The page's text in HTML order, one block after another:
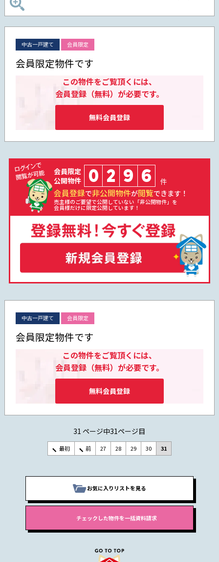
中古一戸建て 会員限定
会員限定物件です
この物件をご覧頂くには、
会員登録（無料）が必要です。
無料会員登録
会員限定
公開物件
0 2 9 6 件
会員登録で非公開物件が閲覧できます！
売主様のご要望で公開していない「非公開物件」を
会員様だけに限定公開しています！
中古一戸建て 会員限定
会員限定物件です
この物件をご覧頂くには、
会員登録（無料）が必要です。
無料会員登録
31 ページ中31ページ目
最初 前 27 28 29 30 31
お気に入りリストを見る